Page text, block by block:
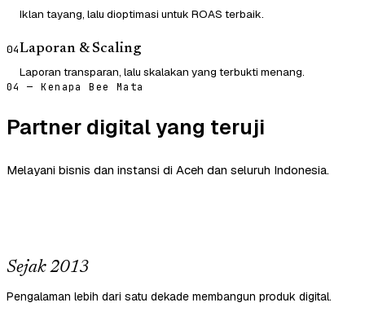
Iklan tayang, lalu dioptimasi untuk ROAS terbaik.
04Laporan & Scaling
Laporan transparan, lalu skalakan yang terbukti menang.
04 — Kenapa Bee Mata
Partner digital yang teruji
Melayani bisnis dan instansi di Aceh dan seluruh Indonesia.
Sejak 2013
Pengalaman lebih dari satu dekade membangun produk digital.